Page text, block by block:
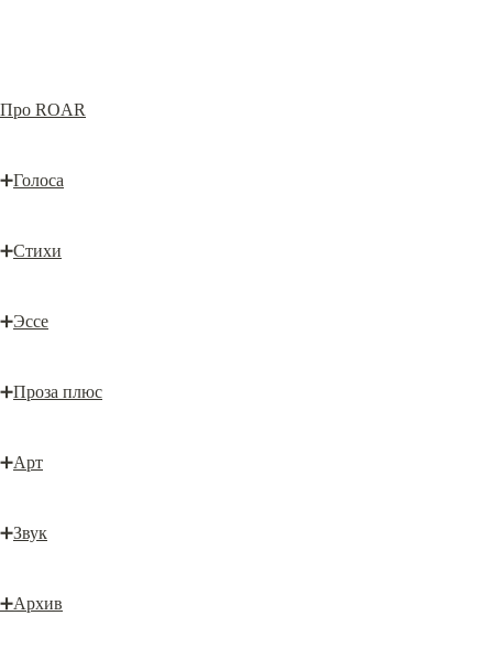
Про ROAR
➕Голоса
➕Стихи
➕Эссе
➕Проза плюс
➕Арт
➕Звук
➕Архив